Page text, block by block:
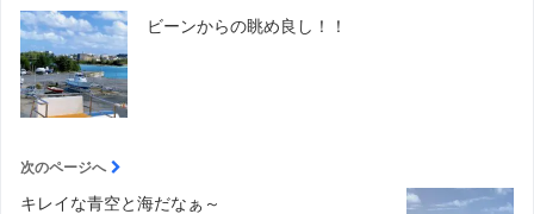
ビーンからの眺め良し！！
次のページへ
キレイな青空と海だなぁ～